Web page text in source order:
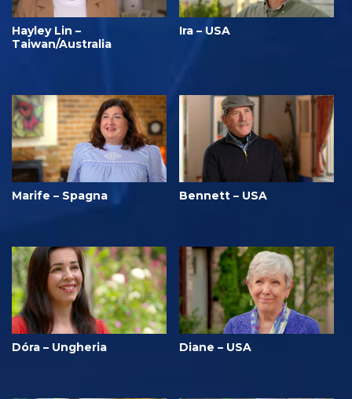
Hayley Lin –
Taiwan/Australia
Ira – USA
Marife – Spagna Bennett – USA
Dóra – Ungheria Diane – USA